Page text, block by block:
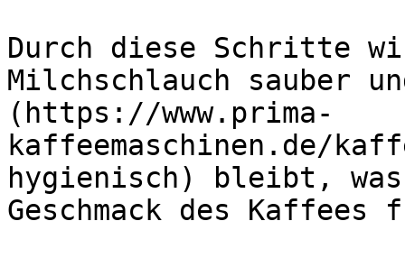
Durch diese Schritte
Milchschlauch sauber
(https://www.prima-
kaffeemaschinen.de/
hygienisch) bleibt, was
Geschmack des Kaffees